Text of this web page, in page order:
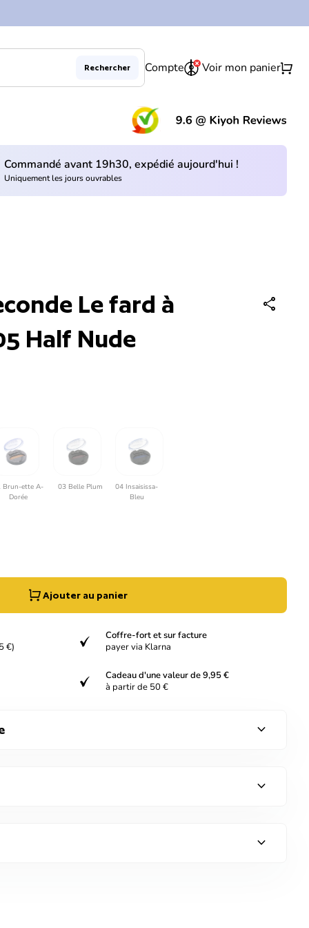
Rechercher Compte Voir mon paniershopping_cart
Commandé avant 19h30, expédié aujourd'hui !
Uniquement les jours ouvrables
Le fard à
Half Nude
share
Brun-ette A-
Dorée
03 Belle Plum
04 Insaisissa-
Bleu
Ajouter au panier
€) verified
Coffre-fort et sur facture
payer via Klarna
verified
Cadeau d'une valeur de 9,95 €
à partir de 50 €
expand_more
expand_more
expand_more